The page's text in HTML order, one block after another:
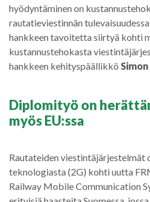
hyödyntäminen on
rautatieviestinnän
hankkeen tavoitetta siirtyä kohti
kustannustehokasta
hankkeen kehityspäällikkö
Diplomityö on
myös EU:ssa
Rautateiden viestintäjärjestelmät
teknologiasta (2G) kohti uutta
Railway Mobile Communication